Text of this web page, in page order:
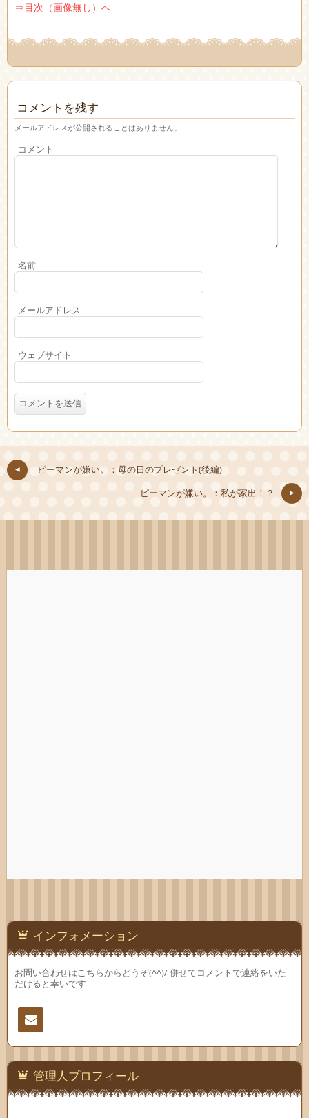
⇒目次（画像無し）へ
コメントを残す
メールアドレスが公開されることはありません。
コメント
名前
メールアドレス
ウェブサイト
ピーマンが嫌い。：母の日のプレゼント(後編)
ピーマンが嫌い。：私が家出！？
インフォメーション
お問い合わせはこちらからどうぞ(^^)/ 併せてコメントで連絡をいた
だけると幸いです
連絡
先 管理人プロフィール